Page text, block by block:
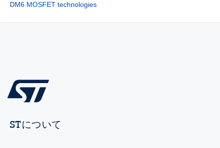
DM6 MOSFET technologies
STについて